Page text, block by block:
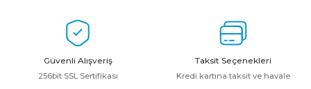
Güvenli Alışveriş
256bit SSL Sertifikası
Taksit Seçenekleri
Kredi kartına taksit ve havale